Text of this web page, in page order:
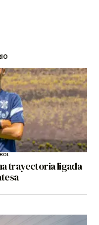
trayectoria ligada